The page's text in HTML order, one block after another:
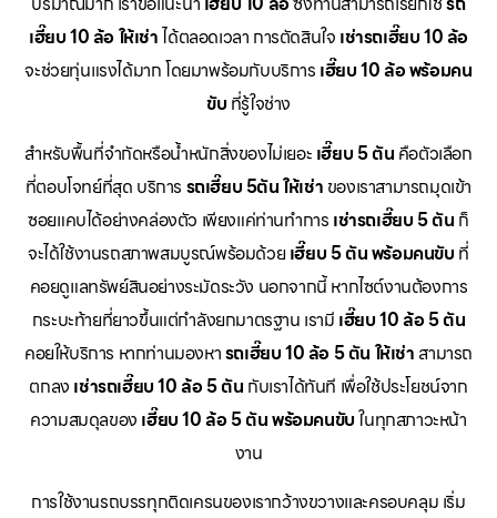
เฮี๊ยบ 10 ล้อ ให้เช่าได้ตลอดเวลา การตัดสินใจ เช่ารถเฮี๊ยบ 10 ล้อ
จะช่วยทุ่นแรงได้มาก โดยมาพร้อมกับบริการ เฮี๊ยบ 10 ล้อ พร้อมคน
ขับ ที่รู้ใจช่าง
สำหรับพื้นที่จำกัดหรือน้ำหนักสิ่งของไม่เยอะ เฮี๊ยบ 5 ตัน คือตัวเลือก
ที่ตอบโจทย์ที่สุด บริการ รถเฮี๊ยบ 5ตัน ให้เช่า ของเราสามารถมุดเข้า
ซอยแคบได้อย่างคล่องตัว เพียงแค่ท่านทำการ เช่ารถเฮี๊ยบ 5 ตัน ก็
จะได้ใช้งานรถสภาพสมบูรณ์พร้อมด้วย เฮี๊ยบ 5 ตัน พร้อมคนขับ ที่
คอยดูแลทรัพย์สินอย่างระมัดระวัง นอกจากนี้ หากไซต์งานต้องการ
กระบะท้ายที่ยาวขึ้นแต่กำลังยกมาตรฐาน เรามี เฮี๊ยบ 10 ล้อ 5 ตัน
คอยให้บริการ หากท่านมองหารถเฮี๊ยบ 10 ล้อ 5 ตัน ให้เช่า สามารถ
ตกลง เช่ารถเฮี๊ยบ 10 ล้อ 5 ตัน กับเราได้ทันที เพื่อใช้ประโยชน์จาก
ความสมดุลของ เฮี๊ยบ 10 ล้อ 5 ตัน พร้อมคนขับในทุกสภาวะหน้า
งาน
การใช้งานรถบรรทุกติดเครนของเรากว้างขวางและครอบคลุม เริ่ม